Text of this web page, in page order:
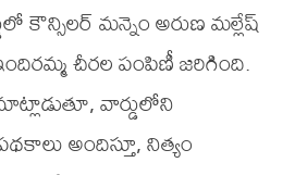
కౌన్సిలర్ మన్నెం అరుణ మల్లేష్
చీరల పంపిణీ జరిగింది.
వార్డులోని
అందిస్తూ, నిత్యం